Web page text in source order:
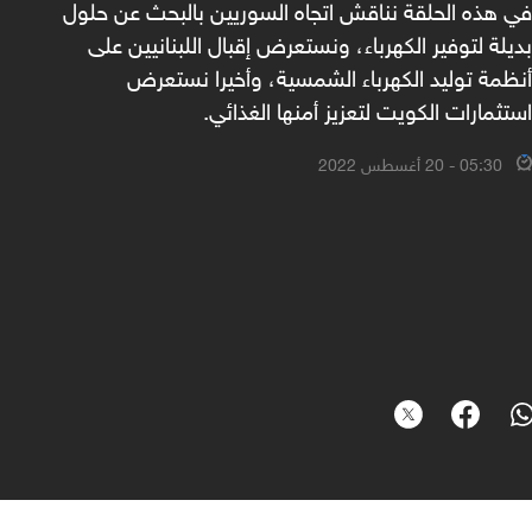
في هذه الحلقة نناقش اتجاه السوريين بالبحث عن حلول
بديلة لتوفير الكهرباء، ونستعرض إقبال اللبنانيين على
أنظمة توليد الكهرباء الشمسية، وأخيرا نستعرض
استثمارات الكويت لتعزيز أمنها الغذائي.
05:30 - 20 أغسطس 2022